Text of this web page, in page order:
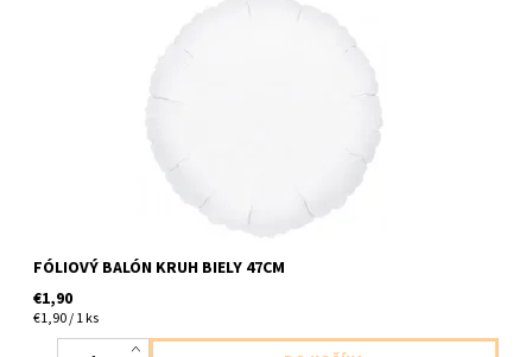
fóliový balón v tvare kruhu biely 1ksv baleni velkost 47cm balón
dodávame nenafúkaný
FÓLIOVÝ BALÓN KRUH BIELY 47CM
€1,90
€1,90 / 1 ks